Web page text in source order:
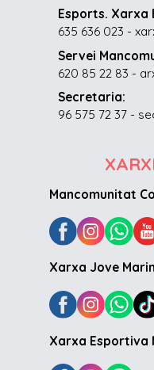
Esports. Xarxa
635 636 023 -
Servei
620 85 22 83 -
Secretaria:
96 575 72 37 -
Mancomunitat
Xarxa Jove
Xarxa Esportiva